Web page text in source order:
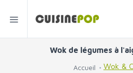
Wok de légumes à
Accueil Wok &